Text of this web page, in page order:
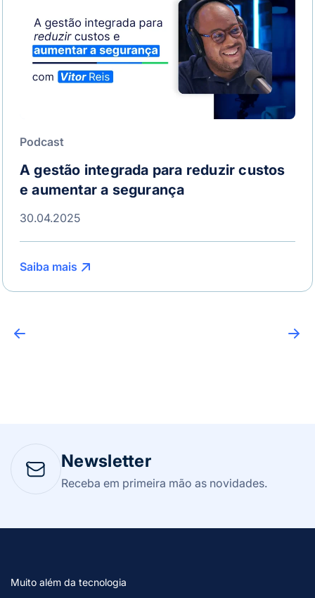
Podcast
A gestão integrada para reduzir custos
e aumentar a segurança
30.04.2025
Saiba mais
Newsletter
Receba em primeira mão as novidades.
Muito além da tecnologia